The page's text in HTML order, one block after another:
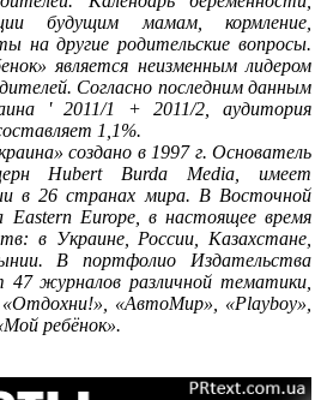
будущим мамам, кормление,
на другие родительские вопросы.
является неизменным лидером
Согласно последним данным
' 2011/1 + 2011/2, аудитория
1,1%.
создано в 1997 г. Основатель
Hubert Burda Media, имеет
в 26 странах мира. В Восточной
Eastern Europe, в настоящее время
в Украине, России, Казахстане,
В портфолио Издательства
47 журналов различной тематики,
«АвтоМир», «Playboy»,
ребёнок».